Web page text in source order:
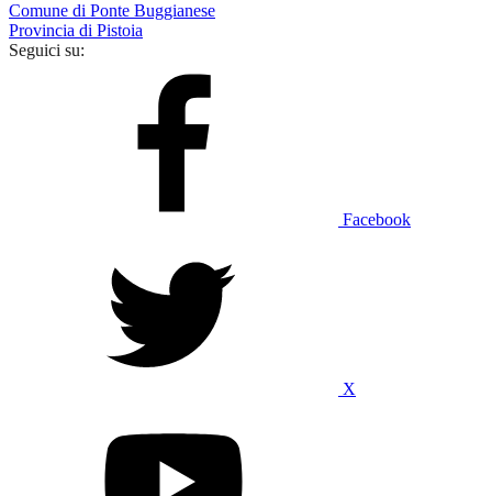
Comune di Ponte Buggianese
Provincia di Pistoia
Seguici su:
Facebook
X